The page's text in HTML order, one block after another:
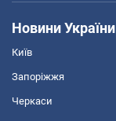
Новини України
Київ
Запоріжжя
Черкаси